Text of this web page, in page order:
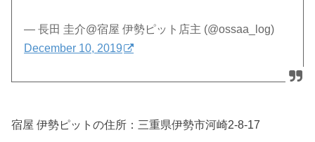
— 長田 圭介@宿屋 伊勢ピット店主 (@ossaa_log)
December 10, 2019
宿屋 伊勢ピットの住所： 三重県伊勢市河崎2-8-17